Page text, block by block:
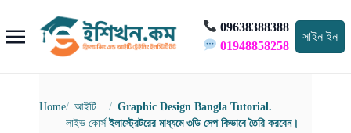
09638388388
01948858258
সাইন ইন
Home
আইটি
লাইভ কোর্স
Graphic Design Bangla Tutorial.
ইলাস্ট্রেটরের মাধ্যমে ৩ডি সেপ কিভাবে তৈরি করবেন।